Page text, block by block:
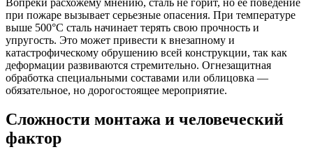
при пожаре вызывает серьезные опасения. При температуре
выше 500°C сталь начинает терять свою прочность и
упругость. Это может привести к внезапному и
катастрофическому обрушению всей конструкции, так как
деформации развиваются стремительно. Огнезащитная
обработка специальными составами или облицовка —
обязательное, но дорогостоящее мероприятие.
Сложности монтажа и человеческий
фактор